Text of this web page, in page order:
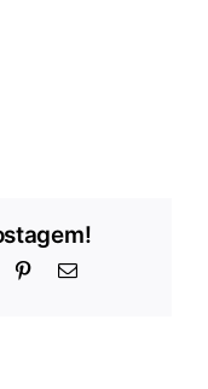
Pinterest
E-